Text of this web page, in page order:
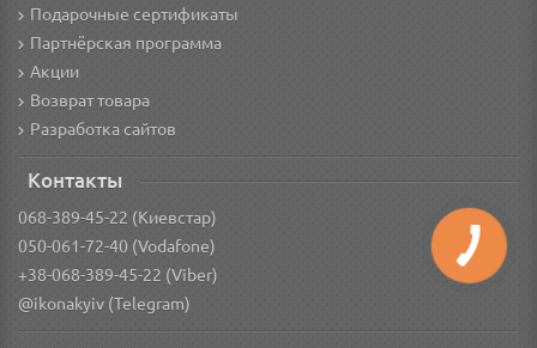
Подарочные сертификаты
Партнёрская программа
Акции
Возврат товара
Разработка сайтов
Контакты
068-389-45-22 (Киевстар)
050-061-72-40 (Vodafone)
+38-068-389-45-22 (Viber)
@ikonakyiv (Telegram)